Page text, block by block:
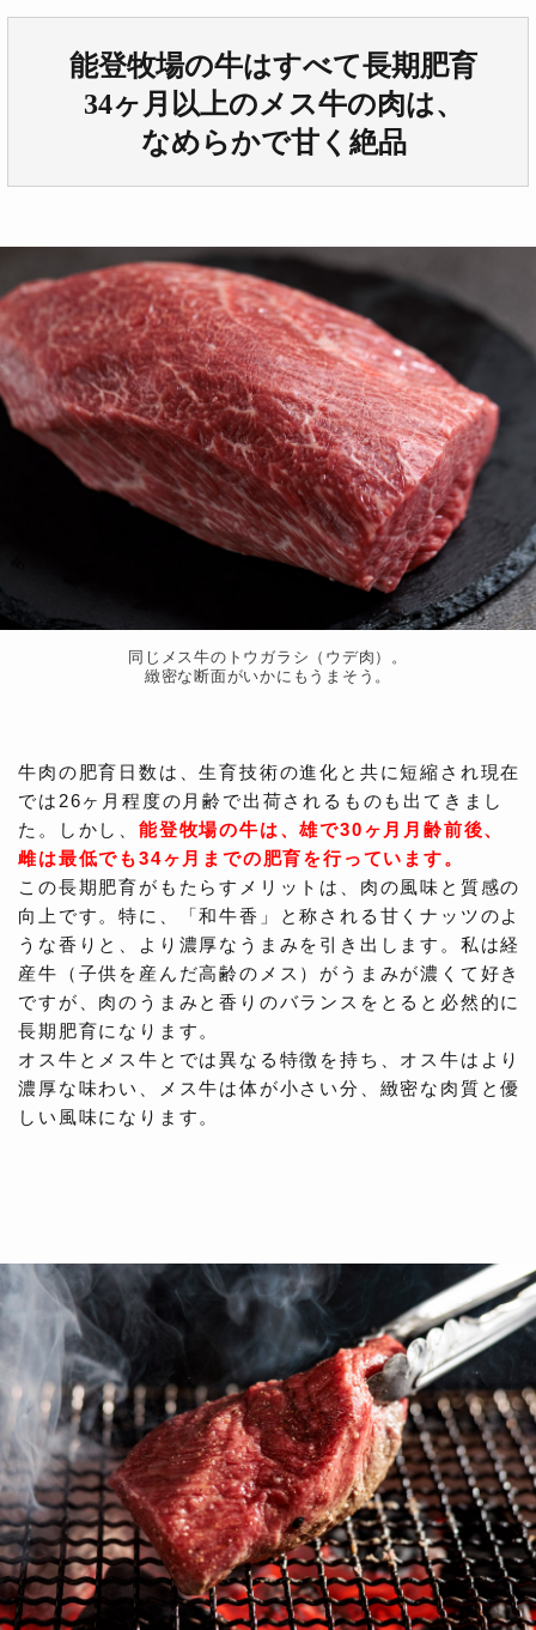
能登牧場の牛はすべて長期肥育
34ヶ月以上のメス牛の肉は、
なめらかで甘く絶品
同じメス牛のトウガラシ（ウデ肉）。
緻密な断面がいかにもうまそう。
牛肉の肥育日数は、生育技術の進化と共に短縮され現在
では26ヶ月程度の月齢で出荷されるものも出てきまし
た。しかし、 能登牧場の牛は、雄で30ヶ月月齢前後、
雌は最低でも34ヶ月までの肥育を行っています。
この長期肥育がもたらすメリットは、肉の風味と質感の
向上です。特に、「和牛香」と称される甘くナッツのよ
うな香りと、より濃厚なうまみを引き出します。私は経
産牛（子供を産んだ高齢のメス）がうまみが濃くて好き
ですが、肉のうまみと香りのバランスをとると必然的に
長期肥育になります。
オス牛とメス牛とでは異なる特徴を持ち、オス牛はより
濃厚な味わい、メス牛は体が小さい分、緻密な肉質と優
しい風味になります。